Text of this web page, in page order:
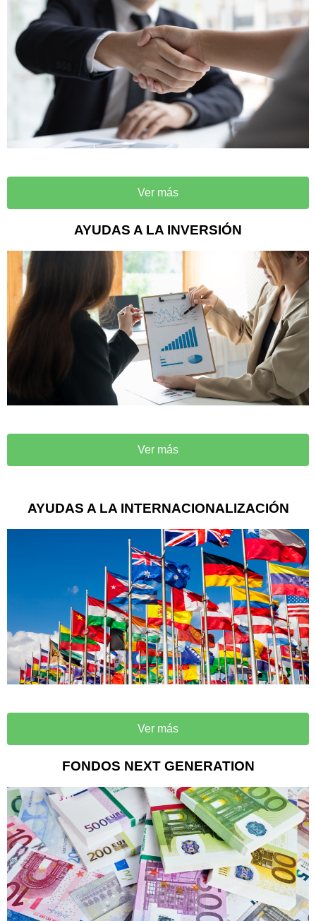
Ver más
AYUDAS A LA INVERSIÓN
Ver más
AYUDAS A LA INTERNACIONALIZACIÓN
Ver más
FONDOS NEXT GENERATION